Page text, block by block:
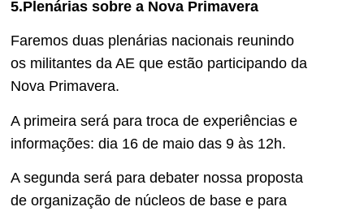
5.Plenárias sobre a Nova Primavera
Faremos duas plenárias nacionais reunindo
os militantes da AE que estão participando da
Nova Primavera.
A primeira será para troca de experiências e
informações: dia 16 de maio das 9 às 12h.
A segunda será para debater nossa proposta
de organização de núcleos de base e para